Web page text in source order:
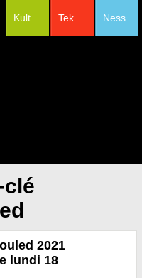
Ness
Tek
Kult
2021
lundi 18